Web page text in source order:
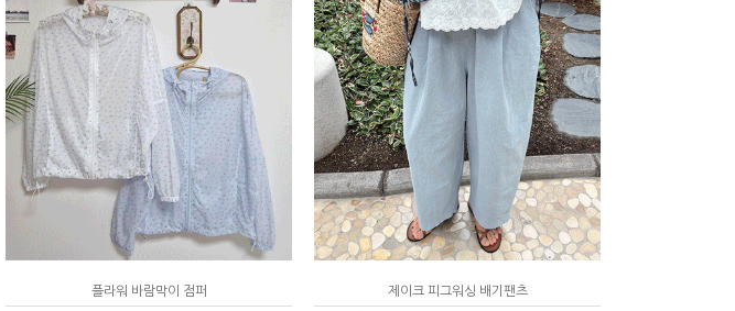
플라워 바람막이 점퍼 제이크 피그워싱 배기팬츠